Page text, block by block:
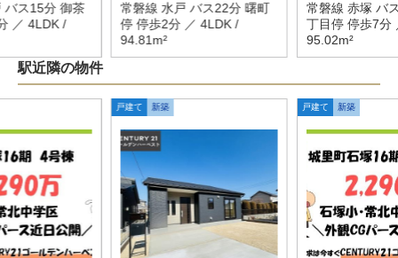
バス15分 御茶
／ 4LDK /
常磐線 水戸 バス22分 曙町
停 停歩2分 ／ 4LDK /
94.81m²
常磐線 赤塚 バ
丁目停 停歩7分
95.02m²
駅近隣の物件
戸建て 新築 戸建て 新築